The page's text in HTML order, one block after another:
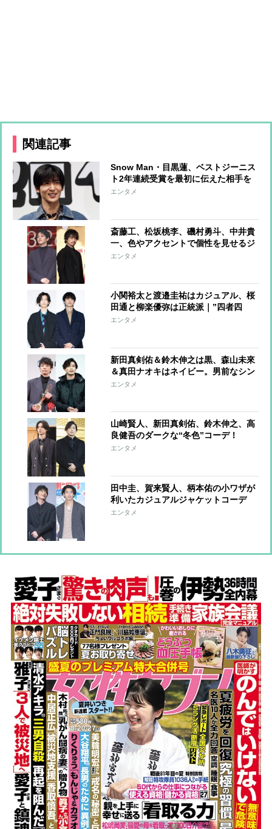
関連記事
Snow Man・目黒蓮、ベストジーニス
ト2年連続受賞を最初に伝えた相手を
告白「喜んでくれていました」
エンタメ
斎藤工、松坂桃李、磯村勇斗、中井貴
一、色やアクセントで個性を見せるジ
ャケットコーデ
エンタメ
小関裕太と渡邉圭祐はカジュアル、桜
田通と柳楽優弥は正統派｜”四者四
様”のジャケットスタイル
エンタメ
新田真剣佑＆鈴木伸之は黒、森山未來
＆真田ナオキはネイビー。男前なシン
プルカラーコーデ
エンタメ
山崎賢人、新田真剣佑、鈴木伸之、高
良健吾のダークな“冬色”コーデ！
エンタメ
田中圭、賀来賢人、柄本佑の小ワザが
利いたカジュアルジャケットコーデ
【ファッションチェック】
エンタメ